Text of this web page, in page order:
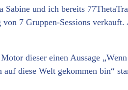
Sabine und ich bereits
7 Gruppen-Sessions
dieser einen Aussage
diese Welt gekommen bin“